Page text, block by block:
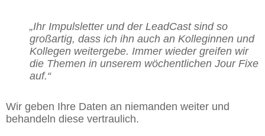
„Ihr Impulsletter und der LeadCast sind so
großartig, dass ich ihn auch an Kolleginnen und
Kollegen weitergebe. Immer wieder greifen wir
die Themen in unserem wöchentlichen Jour Fixe
auf.“
Wir geben Ihre Daten an niemanden weiter und
behandeln diese vertraulich.